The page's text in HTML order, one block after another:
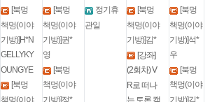
[북멍
책멍(이야
기방)]H*N
GELLYKY
OUNGYE
[북멍
책멍(이야
[북멍
책멍(이야
기방)]권*
영
[북멍
책멍(이야
정기휴
관일
[북멍
책멍(이야
기방)]김*
[강좌]
(2회차) V
R로 떠나
[북멍
책멍(이야
기방)]석*
우
[북멍
책멍(이야